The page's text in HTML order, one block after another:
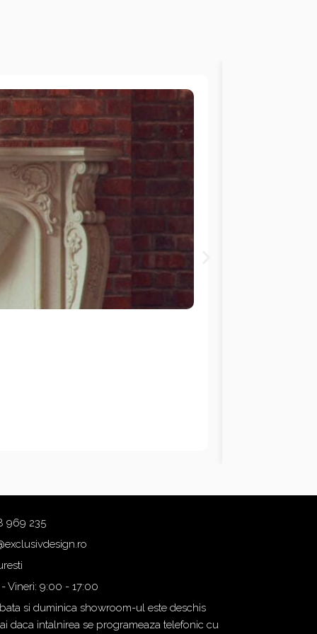
969 235
Vineri: 9:00 - 17:00
si duminica showroom-ul este deschis
daca intalnirea se programeaza telefonic cu